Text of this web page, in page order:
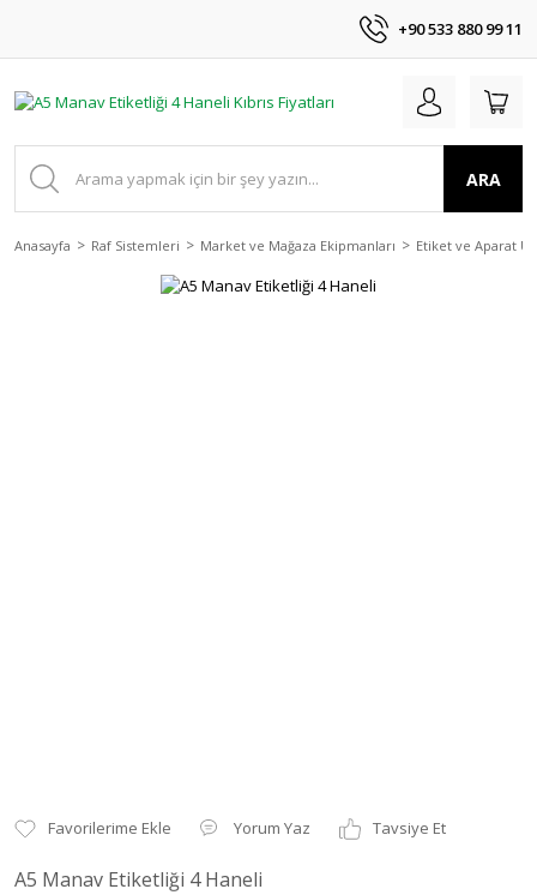
+90 533 880 99 11
ARA
Anasayfa Raf Sistemleri Market ve Mağaza Ekipmanları Etiket ve Aparat
Yorum Yaz Tavsiye Et
A5 Manav Etiketliği 4 Haneli